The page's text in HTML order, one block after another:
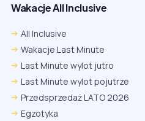
Wakacje All Inclusive
All Inclusive
Wakacje Last Minute
Last Minute wylot jutro
Last Minute wylot pojutrze
Przedsprzedaż LATO 2026
Egzotyka